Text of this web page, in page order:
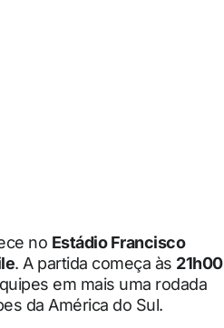
no Estádio Francisco
. A partida começa às 21h00
em mais uma rodada
da América do Sul.